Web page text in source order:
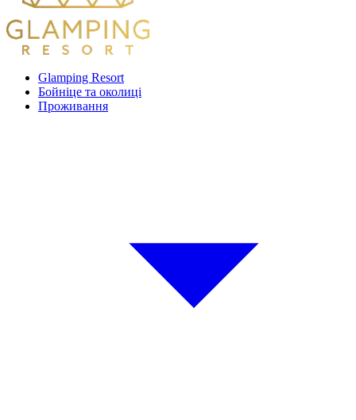
Glamping Resort
Бойніце та околиці
Проживання